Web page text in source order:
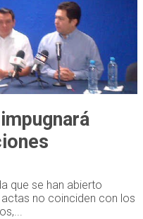
que se han abierto
no coinciden con los